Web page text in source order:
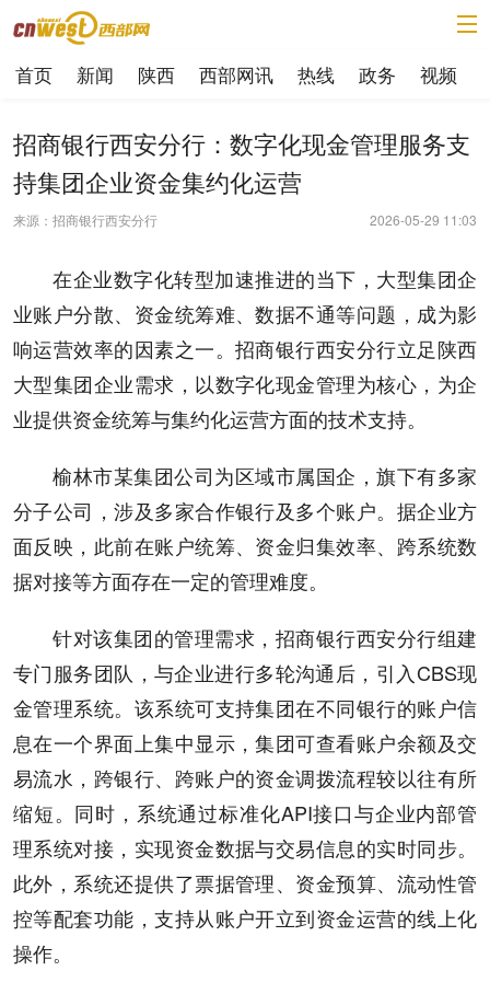
首页 新闻 陕西 西部网讯 热线 政务 视频
招商银行西安分行：数字化现金管理服务支
持集团企业资金集约化运营
来源：招商银行西安分行 2026-05-29 11:03
在企业数字化转型加速推进的当下，大型集团企
业账户分散、资金统筹难、数据不通等问题，成为影
响运营效率的因素之一。招商银行西安分行立足陕西
大型集团企业需求，以数字化现金管理为核心，为企
业提供资金统筹与集约化运营方面的技术支持。
榆林市某集团公司为区域市属国企，旗下有多家
分子公司，涉及多家合作银行及多个账户。据企业方
面反映，此前在账户统筹、资金归集效率、跨系统数
据对接等方面存在一定的管理难度。
针对该集团的管理需求，招商银行西安分行组建
专门服务团队，与企业进行多轮沟通后，引入CBS现
金管理系统。该系统可支持集团在不同银行的账户信
息在一个界面上集中显示，集团可查看账户余额及交
易流水，跨银行、跨账户的资金调拨流程较以往有所
缩短。同时，系统通过标准化API接口与企业内部管
理系统对接，实现资金数据与交易信息的实时同步。
此外，系统还提供了票据管理、资金预算、流动性管
控等配套功能，支持从账户开立到资金运营的线上化
操作。